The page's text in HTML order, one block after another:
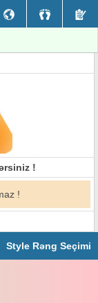
!
!
Style Rəng Seçimi